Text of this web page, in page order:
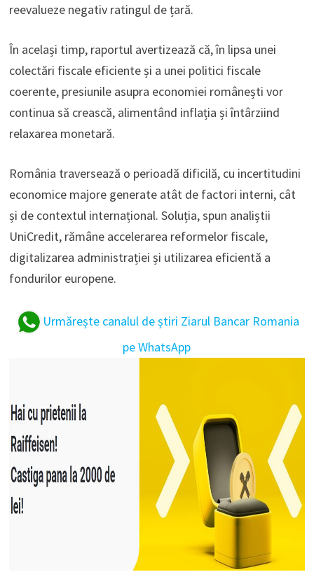
reevalueze negativ ratingul de țară.
În același timp, raportul avertizează că, în lipsa unei
colectări fiscale eficiente și a unei politici fiscale
coerente, presiunile asupra economiei românești vor
continua să crească, alimentând inflația și întârziind
relaxarea monetară.
România traversează o perioadă dificilă, cu incertitudini
economice majore generate atât de factori interni, cât
și de contextul internațional. Soluția, spun analiștii
UniCredit, rămâne accelerarea reformelor fiscale,
digitalizarea administrației și utilizarea eficientă a
fondurilor europene.
Urmărește canalul de știri Ziarul Bancar Romania
pe WhatsApp